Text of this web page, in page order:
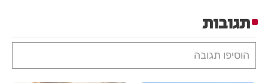
תגובות
הוסיפו תגובה